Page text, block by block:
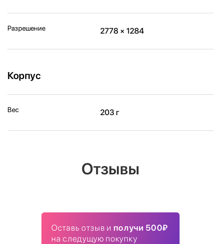
Разрешение 2778 × 1284
Корпус
Вес 203 г
Отзывы
Оставь отзыв и получи 500₽
на следущую покупку